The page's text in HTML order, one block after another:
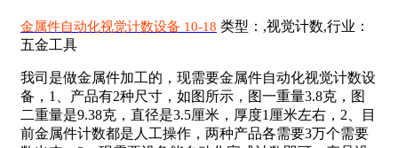
金属件自动化视觉计数设备 10-18 类型：,视觉计数,行业：
五金工具
我司是做金属件加工的，现需要金属件自动化视觉计数设
备，1、产品有2种尺寸，如图所示，图一重量3.8克，图
二重量是9.38克，直径是3.5厘米，厚度1厘米左右，2、目
前金属件计数都是人工操作，两种产品各需要3万个需要